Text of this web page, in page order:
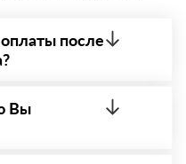
после
товара. При этом,
ненадлежащего
отказаться.
Вы